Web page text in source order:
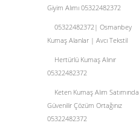
Giyim Alımı 05322482372
05322482372| Osmanbey
Kumaş Alanlar | Avcı Tekstil
Hertürlü Kumaş Alınır
05322482372
Keten Kumaş Alım Satımında
Güvenilir Çözüm Ortağınız
05322482372